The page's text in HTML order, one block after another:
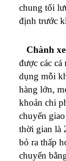
chung tối
định trước
Chành
được các
dụng mỗi
hàng lớn,
khoản chi
chuyến
thời gian là
bỏ ra thấp
chuyển